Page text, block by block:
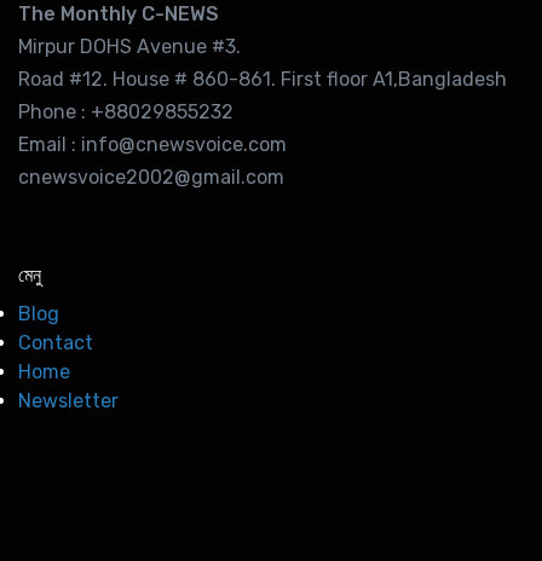
The Monthly C-NEWS
Mirpur DOHS Avenue #3.
Road #12. House # 860-861. First floor A1,Bangladesh
Phone : +88029855232
Email : info@cnewsvoice.com
cnewsvoice2002@gmail.com
মেনু
Blog
Contact
Home
Newsletter